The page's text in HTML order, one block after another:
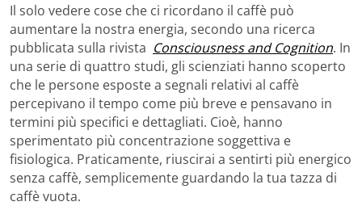
Il solo vedere cose che ci ricordano il caffè può
aumentare la nostra energia, secondo una ricerca
pubblicata sulla rivista Consciousness and Cognition. In
una serie di quattro studi, gli scienziati hanno scoperto
che le persone esposte a segnali relativi al caffè
percepivano il tempo come più breve e pensavano in
termini più specifici e dettagliati. Cioè, hanno
sperimentato più concentrazione soggettiva e
fisiologica. Praticamente, riuscirai a sentirti più energico
senza caffè, semplicemente guardando la tua tazza di
caffè vuota.